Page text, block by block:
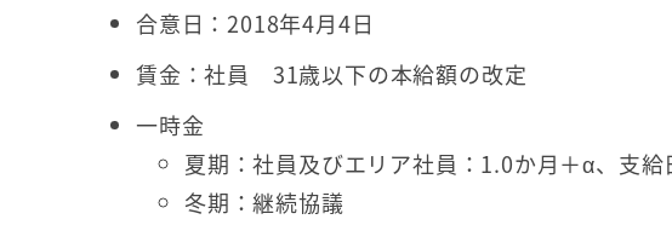
合意日：2018年4月4日
賃金：社員 31歳以下の本給額の改定
一時金
夏期：社員及びエリア社員：1.0か月＋α、支
冬期：継続協議